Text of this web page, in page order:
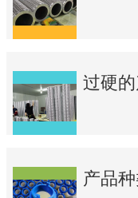
过硬
产品